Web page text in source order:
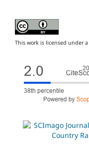
This work is licensed under a